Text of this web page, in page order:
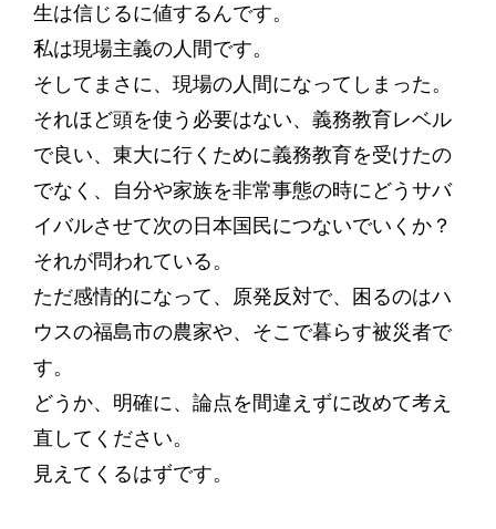
生は信じるに値するんです。
私は現場主義の人間です。
そしてまさに、現場の人間になってしまった。
それほど頭を使う必要はない、義務教育レベル
で良い、東大に行くために義務教育を受けたの
でなく、自分や家族を非常事態の時にどうサバ
イバルさせて次の日本国民につないでいくか？
それが問われている。
ただ感情的になって、原発反対で、困るのはハ
ウスの福島市の農家や、そこで暮らす被災者で
す。
どうか、明確に、論点を間違えずに改めて考え
直してください。
見えてくるはずです。